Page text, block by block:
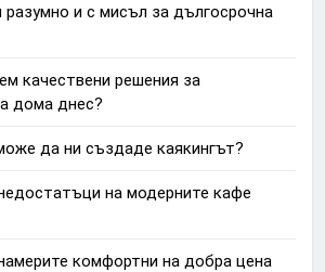
разумно и с мисъл за дългосрочна
качествени решения за
дома днес?
да ни създаде каякингът?
на модерните кафе
комфортни на добра цена